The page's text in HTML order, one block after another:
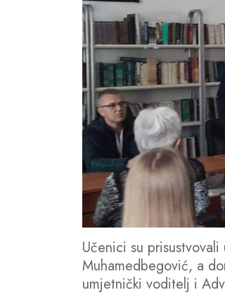
Učenici su
Muhamedbegović, a
umjetnički voditelj i